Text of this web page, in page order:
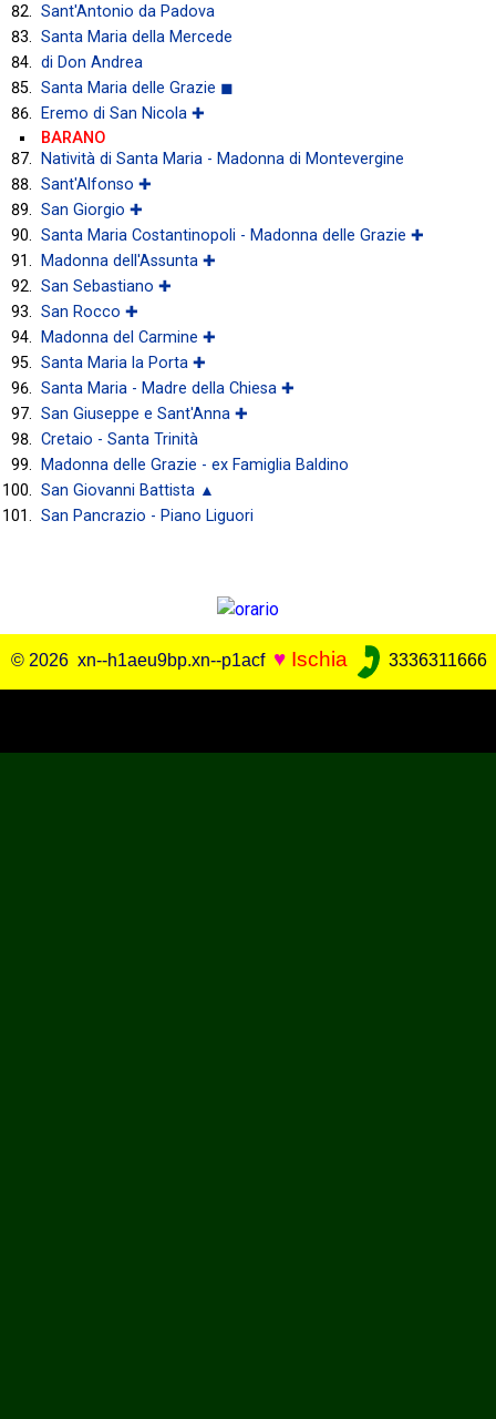
Sant'Antonio da Padova
Santa Maria della Mercede
di Don Andrea
Santa Maria delle Grazie ◼
Eremo di San Nicola ✚
BARANO
Natività di Santa Maria - Madonna di Montevergine
Sant'Alfonso ✚
San Giorgio ✚
Santa Maria Costantinopoli - Madonna delle Grazie ✚
Madonna dell'Assunta ✚
San Sebastiano ✚
San Rocco ✚
Madonna del Carmine ✚
Santa Maria la Porta ✚
Santa Maria - Madre della Chiesa ✚
San Giuseppe e Sant'Anna ✚
Cretaio - Santa Trinità
Madonna delle Grazie - ex Famiglia Baldino
San Giovanni Battista ▲
San Pancrazio - Piano Liguori
© 2026 xn--h1aeu9bp.xn--p1acf ♥ Ischia 3336311666